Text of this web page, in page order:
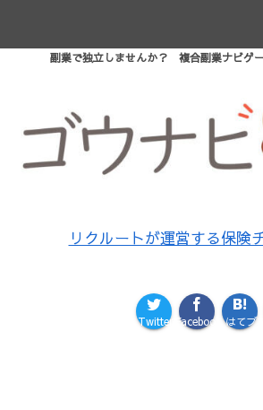
副業で独立しませんか？ 複合副業ナビゲ
リクルートが運営する保険
Twitter Facebook はてブ